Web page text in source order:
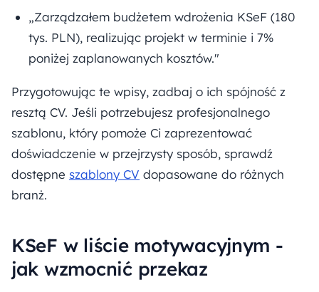
„Zarządzałem budżetem wdrożenia KSeF (180
tys. PLN), realizując projekt w terminie i 7%
poniżej zaplanowanych kosztów."
Przygotowując te wpisy, zadbaj o ich spójność z
resztą CV. Jeśli potrzebujesz profesjonalnego
szablonu, który pomoże Ci zaprezentować
doświadczenie w przejrzysty sposób, sprawdź
dostępne szablony CV dopasowane do różnych
branż.
KSeF w liście motywacyjnym -
jak wzmocnić przekaz